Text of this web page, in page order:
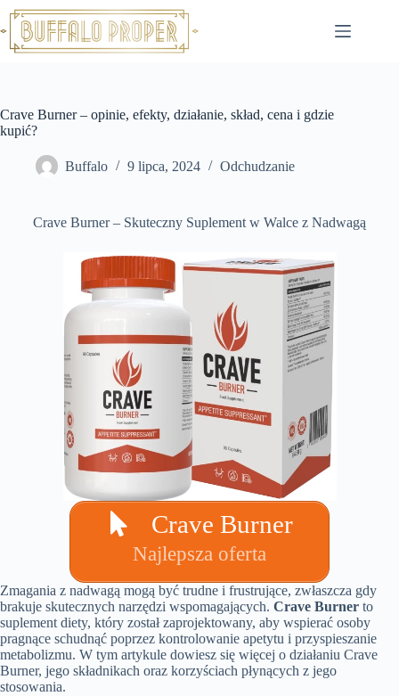
Przejdź
treści
Crave Burner – opinie, efekty, działanie, skład, cena i gdzie
kupić?
Buffalo 9 lipca, 2024 Odchudzanie
Crave Burner – Skuteczny Suplement w Walce z Nadwagą
Crave Burner
Najlepsza oferta
Zmagania z nadwagą mogą być trudne i frustrujące, zwłaszcza gdy
brakuje skutecznych narzędzi wspomagających. Crave Burner to
suplement diety, który został zaprojektowany, aby wspierać osoby
pragnące schudnąć poprzez kontrolowanie apetytu i przyspieszanie
metabolizmu. W tym artykule dowiesz się więcej o działaniu Crave
Burner, jego składnikach oraz korzyściach płynących z jego
stosowania.